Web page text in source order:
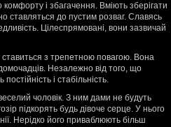
комфорту і збагачення. Вміють зберігати
ставляться до пустим розваг. Славясь
Цілеспрямовані, вони зазвичай
з трепетною повагою. Вона
Незалежно від того, що
постійність і стабільність.
чоловік. З ним дами не будуть
підкорять будь дівоче серце. У нього
Нерідко його приваблюють більш